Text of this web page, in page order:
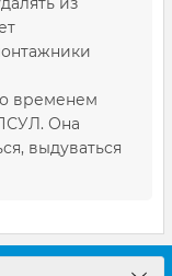
временем
Она
выдуваться